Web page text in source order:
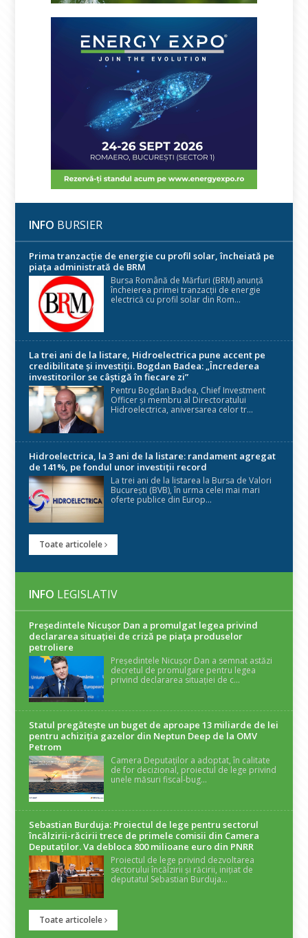
INFO BURSIER
Prima tranzacție de energie cu profil solar, încheiată pe
piața administrată de BRM
Bursa Română de Mărfuri (BRM) anunță
încheierea primei tranzacții de energie
electrică cu profil solar din Rom...
La trei ani de la listare, Hidroelectrica pune accent pe
credibilitate și investiții. Bogdan Badea: „Încrederea
investitorilor se câștigă în fiecare zi”
Pentru Bogdan Badea, Chief Investment
Officer și membru al Directoratului
Hidroelectrica, aniversarea celor tr...
Hidroelectrica, la 3 ani de la listare: randament agregat
de 141%, pe fondul unor investiții record
La trei ani de la listarea la Bursa de Valori
București (BVB), în urma celei mai mari
oferte publice din Europ...
Toate articolele
INFO LEGISLATIV
Președintele Nicuşor Dan a promulgat legea privind
declararea situaţiei de criză pe piaţa produselor
petroliere
Președintele Nicușor Dan a semnat astăzi
decretul de promulgare pentru legea
privind declararea situației de c...
Statul pregătește un buget de aproape 13 miliarde de lei
pentru achiziția gazelor din Neptun Deep de la OMV
Petrom
Camera Deputaților a adoptat, în calitate
de for decizional, proiectul de lege privind
unele măsuri fiscal-bug...
Sebastian Burduja: Proiectul de lege pentru sectorul
încălzirii-răcirii trece de primele comisii din Camera
Deputaților. Va debloca 800 milioane euro din PNRR
Proiectul de lege privind dezvoltarea
sectorului încălzirii și răcirii, inițiat de
deputatul Sebastian Burduja...
Toate articolele